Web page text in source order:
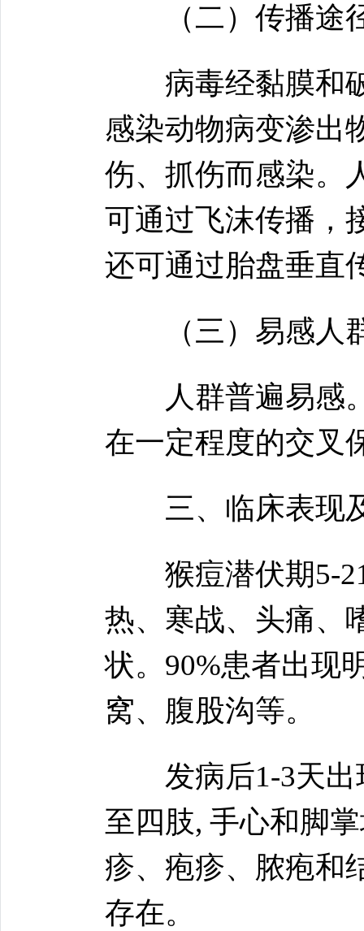
（二）传播途
病毒经黏膜和破
感染动物病变渗出
伤、抓伤而感染。
可通过飞沫传播，
还可通过胎盘垂直
（三）易感人
人群普遍易感。
在一定程度的交叉
三、临床表现
猴痘潜伏期5-21
热、寒战、头痛、
状。90%患者出现
窝、腹股沟等。
发病后1-3天出
至四肢, 手心和脚
疹、疱疹、脓疱和
存在。